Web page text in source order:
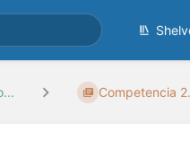
Competencia